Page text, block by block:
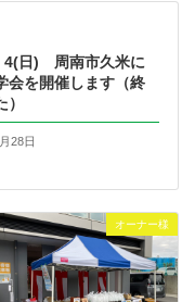
4(日) 周南市久米に
会を開催します（終
28日
オーナー様